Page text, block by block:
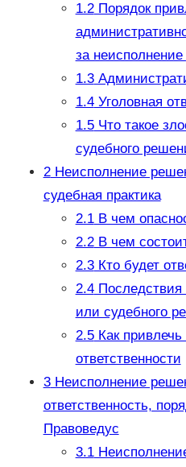
1.2Порядок
за
1.3
1.4Уголовная
1.5Что такое
судебного
2Неисполнение
судебная практика
2.1В чем
2.2В чем
2.3Кто будет
2.4Последствия
или судебного
2.5Как привлечь
ответственности
3Неисполнение
ответственность,
Правоведус
3.1